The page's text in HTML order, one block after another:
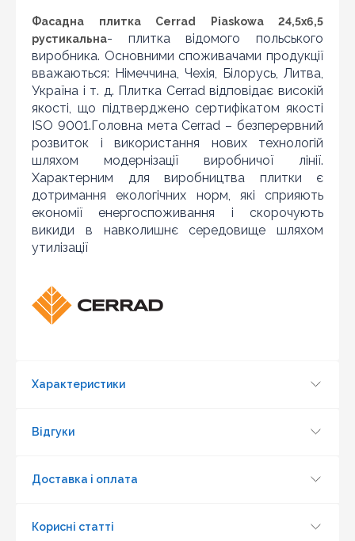
9
10
Фасадна плитка Cerrad Piaskowa 24,5x6,5
рустикальна- плитка відомого польського
виробника. Основними споживачами продукції
вважаються: Німеччина, Чехія, Білорусь, Литва,
Україна і т. д. Плитка Cerrad відповідає високій
якості, що підтверджено сертифікатом якості
ISO 9001.Головна мета Cerrad – безперервний
розвиток і використання нових технологій
шляхом модернізації виробничої лінії.
Характерним для виробництва плитки є
дотримання екологічних норм, які сприяють
економії енергоспоживання і скорочують
викиди в навколишнє середовище шляхом
утилізації
Характеристики
Відгуки
Доставка і оплата
Корисні статті
Шановні клієнти нашого магазину! Якщо ви блукаючи
по інтернету знайшли ціну потрібного Вам товару
дешевше ніж у нас ... дайте нам знати, і ми будемо
раді запропонувати вигіднішу для Вас ціну (за умови,
що товар даної моделі повинен бути у конкурента в
наявності і ціна на даний товар в іншому інтернет-
магазині актуальна і діюча)
Оновити капчу